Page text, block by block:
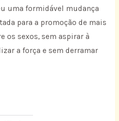
uma formidável mudança
para a promoção de mais
os sexos, sem aspirar à
a força e sem derramar